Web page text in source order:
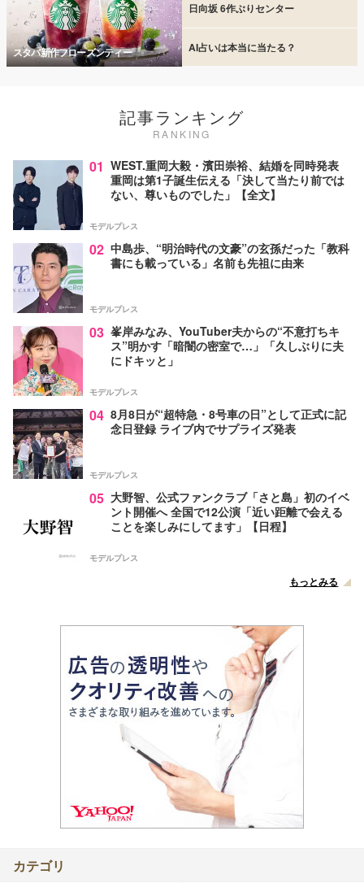
スタバ新作フローズンティー
日向坂 6作ぶりセンター
AI占いは本当に当たる？
記事ランキング
RANKING
01 WEST.重岡大毅・濱田崇裕、結婚を同時発表
重岡は第1子誕生伝える「決して当たり前では
ない、尊いものでした」【全文】
モデルプレス
02 中島歩、“明治時代の文豪”の玄孫だった「教科
書にも載っている」名前も先祖に由来
モデルプレス
03 峯岸みなみ、YouTuber夫からの“不意打ちキ
ス”明かす「暗闇の密室で…」「久しぶりに夫
にドキッと」
モデルプレス
04 8月8日が“超特急・8号車の日”として正式に記
念日登録 ライブ内でサプライズ発表
モデルプレス
05 大野智、公式ファンクラブ「さと島」初のイベ
ント開催へ 全国で12公演「近い距離で会える
ことを楽しみにしてます」【日程】
モデルプレス
もっとみる
カテゴリ